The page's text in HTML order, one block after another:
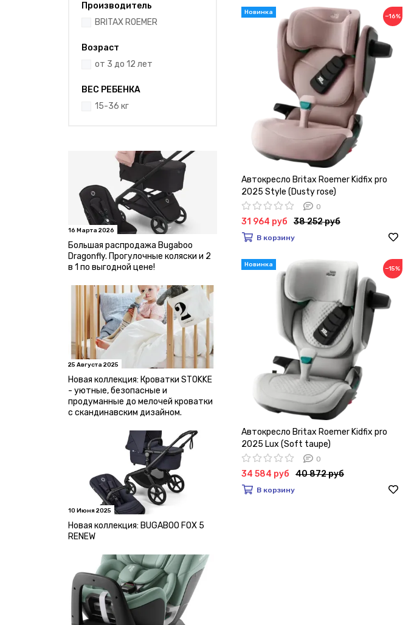
Производитель
BRITAX ROEMER
Возраст
от 3 до 12 лет
ВЕС РЕБЕНКА
15-36 кг
16 Марта 2026
Большая распродажа Bugaboo
Dragonfly. Прогулочные коляски и 2
в 1 по выгодной цене!
25 Августа 2025
Новая коллекция: Кроватки STOKKE
- уютные, безопасные и
продуманные до мелочей кроватки
с скандинавским дизайном.
10 Июня 2025
Новая коллекция: BUGABOO FOX 5
RENEW
−16%
Автокресло Britax Roemer Kidfix pro
2025 Style (Dusty rose)
0
31 964 руб 38 252 руб
В корзину
−15%
Автокресло Britax Roemer Kidfix pro
2025 Lux (Soft taupe)
0
34 584 руб 40 872 руб
В корзину